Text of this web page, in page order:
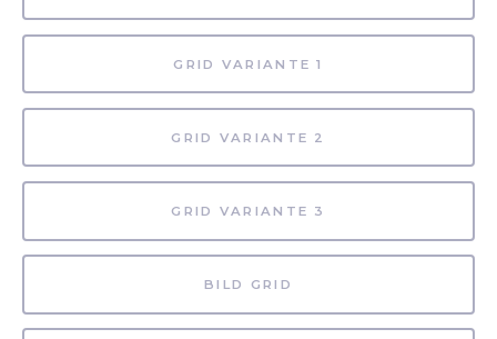
GRID VARIANTE 1
GRID VARIANTE 2
GRID VARIANTE 3
BILD GRID